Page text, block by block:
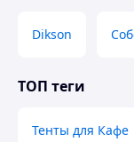
Dikson
ТОП теги
Тенты для Кафе